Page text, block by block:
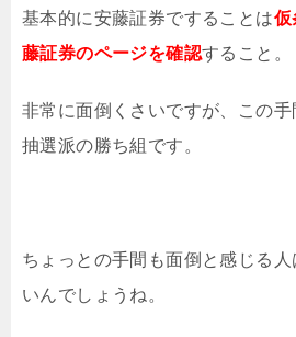
基本的に安藤証券ですることは仮
藤証券のページを確認すること。
非常に面倒くさいですが、この
抽選派の勝ち組です。
ちょっとの手間も面倒と感じる
いんでしょうね。